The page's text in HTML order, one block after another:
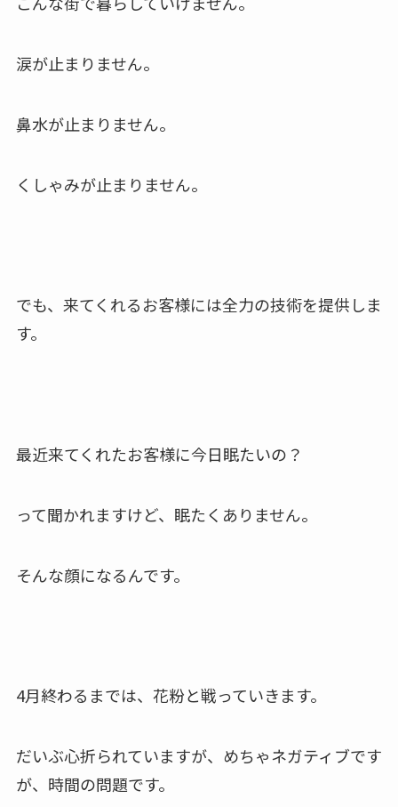
涙が止まりません。
鼻水が止まりません。
くしゃみが止まりません。
でも、来てくれるお客様には全力の技術を提供しま
す。
最近来てくれたお客様に今日眠たいの？
って聞かれますけど、眠たくありません。
そんな顔になるんです。
4月終わるまでは、花粉と戦っていきます。
だいぶ心折られていますが、めちゃネガティブです
が、時間の問題です。